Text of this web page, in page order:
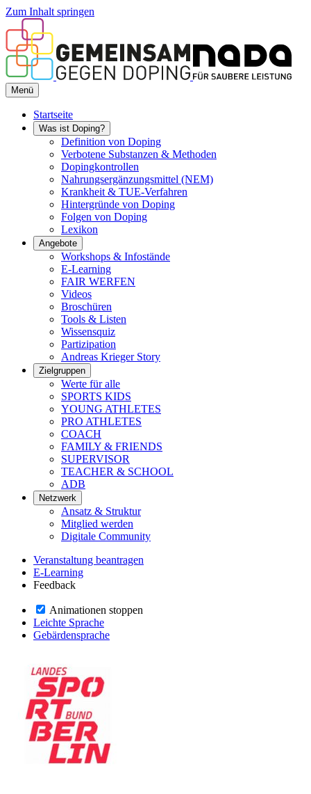
Zum Inhalt springen
Menü
Startseite
Was ist Doping?
Definition von Doping
Verbotene Substanzen & Methoden
Dopingkontrollen
Nahrungsergänzungsmittel (NEM)
Krankheit & TUE-Verfahren
Hintergründe von Doping
Folgen von Doping
Lexikon
Angebote
Workshops & Infostände
E-Learning
FAIR WERFEN
Videos
Broschüren
Tools & Listen
Wissensquiz
Partizipation
Andreas Krieger Story
Zielgruppen
Werte für alle
SPORTS KIDS
YOUNG ATHLETES
PRO ATHLETES
COACH
FAMILY & FRIENDS
SUPERVISOR
TEACHER & SCHOOL
ADB
Netzwerk
Ansatz & Struktur
Mitglied werden
Digitale Community
Veranstaltung beantragen
E-Learning
Feedback
Animationen stoppen
Leichte Sprache
Gebärdensprache